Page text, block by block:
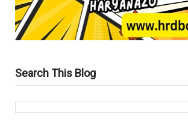
Search This Blog